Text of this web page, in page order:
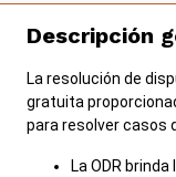
FORMULARIOS Y
Descripción
La resolución de
gratuita
para resolver casos
La ODR